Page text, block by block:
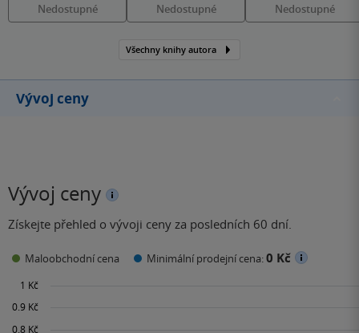
Nedostupné Nedostupné Nedostupné
Všechny knihy autora
Vývoj ceny
Vývoj ceny
Získejte přehled o vývoji ceny za posledních 60 dní.
Maloobchodní cena Minimální prodejní cena:0 Kč